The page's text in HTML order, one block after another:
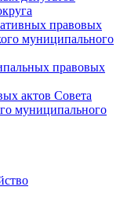
правовых
муниципального
правовых
актов Совета
муниципального